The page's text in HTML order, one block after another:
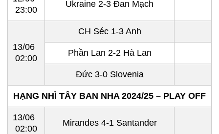
23:00
Ukraine 2-3 Đan Mạch
13/06
02:00
CH Séc 1-3 Anh
Phần Lan 2-2 Hà Lan
Đức 3-0 Slovenia
HẠNG NHÌ TÂY BAN NHA 2024/25 – PLAY OFF
13/06
02:00
Mirandes 4-1 Santander